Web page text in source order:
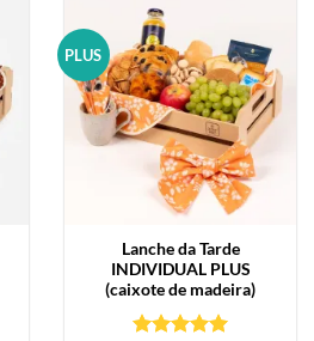
PLUS
Lanche da Tarde
INDIVIDUAL PLUS
(caixote de madeira)